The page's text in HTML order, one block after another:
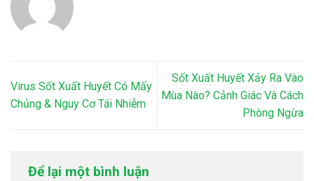
Virus Sốt Xuất Huyết Có Mấy
Chủng & Nguy Cơ Tái Nhiễm
Sốt Xuất Huyết Xảy Ra Vào
Mùa Nào? Cảnh Giác Và Cách
Phòng Ngừa
Để lại một bình luận